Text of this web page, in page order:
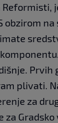
na
Prvih
plivati.
za
Gradsko